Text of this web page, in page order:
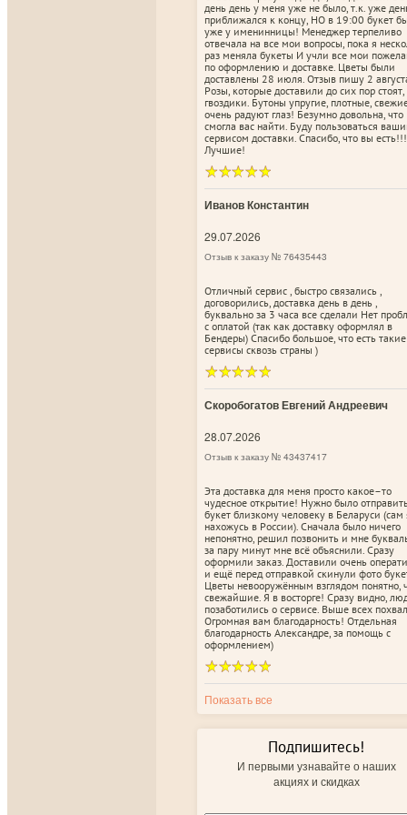
день день у меня уже не было, т.к. уже
приближался к концу, НО в 19:00 букет
уже у именинницы! Менеджер терпеливо
отвечала на все мои вопросы, пока я
раз меняла букеты И учли все мои
по оформлению и доставке. Цветы были
доставлены 28 июля. Отзыв пишу 2
Розы, которые доставили до сих пор стоят,
гвоздики. Бутоны упругие, плотные,
очень радуют глаз! Безумно довольна, что
смогла вас найти. Буду пользоваться
сервисом доставки. Спасибо, что вы есть!!!
Лучшие!
Иванов Константин
29.07.2026
Отзыв к заказу № 76435443
Отличный сервис , быстро связались ,
договорились, доставка день в день ,
буквально за 3 часа все сделали Нет
с оплатой (так как доставку оформлял в
Бендеры) Спасибо большое, что есть такие
сервисы сквозь страны )
Скоробогатов Евгений Андреевич
28.07.2026
Отзыв к заказу № 43437417
Эта доставка для меня просто какое–то
чудесное открытие! Нужно было
букет близкому человеку в Беларуси (сам
нахожусь в России). Сначала было ничего
непонятно, решил позвонить и мне
за пару минут мне всё объяснили. Сразу
оформили заказ. Доставили очень
и ещё перед отправкой скинули фото
Цветы невооружённым взглядом понятно,
свежайшие. Я в восторге! Сразу видно,
позаботились о сервисе. Выше всех похвал.
Огромная вам благодарность! Отдельная
благодарность Александре, за помощь с
оформлением)
Показать все
Подпишитесь!
И первыми узнавайте о наших
акциях и скидках